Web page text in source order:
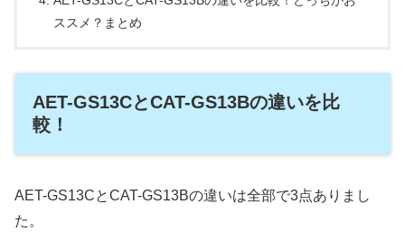
ススメ？まとめ
AET-GS13CとCAT-GS13Bの違いを比
較！
AET-GS13CとCAT-GS13Bの違いは全部で3点ありまし
た。